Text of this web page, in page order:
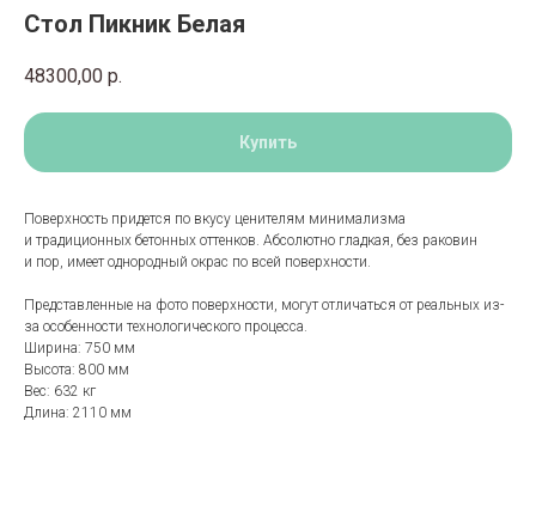
Стол Пикник Белая
48300,00 р.
Купить
Поверхность придется по вкусу ценителям минимализма
и традиционных бетонных оттенков. Абсолютно гладкая, без раковин
и пор, имеет однородный окрас по всей поверхности.
Представленные на фото поверхности, могут отличаться от реальных из-
за особенности технологического процесса.
Ширина: 750 мм
Высота: 800 мм
Вес: 632 кг
Длина: 2110 мм